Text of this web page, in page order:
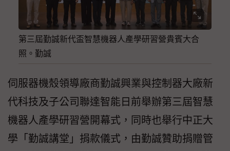
第三屆勤誠新代盃智慧機器人產學研習營貴賓大合
照。勤誠
伺服器機殼領導廠商勤誠興業與控制器大廠新
代科技及子公司聯達智能日前舉辦第三屆智慧
機器人產學研習營開幕式，同時也舉行中正大
學「勤誠講堂」捐款儀式，由勤誠贊助捐贈管